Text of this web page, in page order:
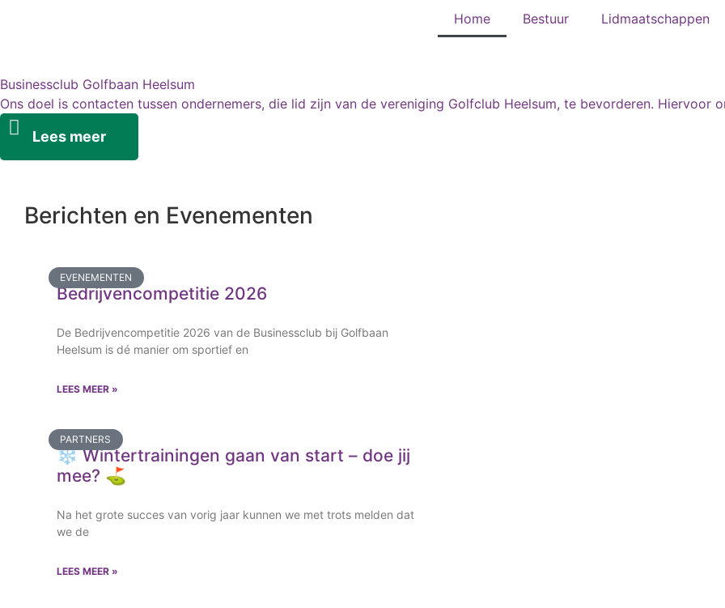
Home Bestuur Lidmaatschappen
Businessclub Golfbaan Heelsum
Ons doel is contacten tussen ondernemers, die lid zijn van de vereniging Golfclub Heelsum, te bevorderen. Hiervoor
Lees meer
Berichten en Evenementen
EVENEMENTEN
Bedrijvencompetitie 2026
De Bedrijvencompetitie 2026 van de Businessclub bij Golfbaan
Heelsum is dé manier om sportief en
LEES MEER »
PARTNERS
❄️ Wintertrainingen gaan van start – doe jij
mee? ⛳
Na het grote succes van vorig jaar kunnen we met trots melden dat
we de
LEES MEER »